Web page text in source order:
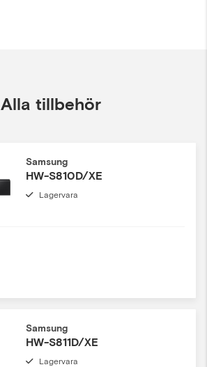
Alla tillbehör
Samsung
HW-S810D/XE
Lagervara
Samsung
HW-S811D/XE
Lagervara